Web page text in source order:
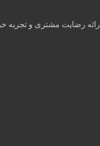
رضایت مشتری و تجربه